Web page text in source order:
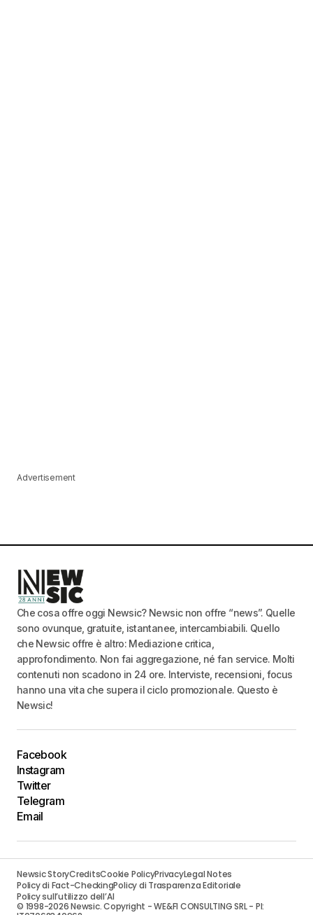
Advertisement
Che cosa offre oggi Newsic? Newsic non offre “news”. Quelle
sono ovunque, gratuite, istantanee, intercambiabili. Quello
che Newsic offre è altro: Mediazione critica,
approfondimento. Non fai aggregazione, né fan service. Molti
contenuti non scadono in 24 ore. Interviste, recensioni, focus
hanno una vita che supera il ciclo promozionale. Questo è
Newsic!
Facebook
Instagram
Twitter
Telegram
Email
Newsic StoryCreditsCookie PolicyPrivacyLegal Notes
Policy di Fact-CheckingPolicy di Trasparenza Editoriale
Policy sull’utilizzo dell’AI
© 1998-2026 Newsic. Copyright - WE&FI CONSULTING SRL - PI: